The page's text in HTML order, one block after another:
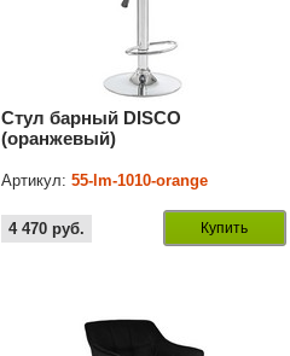
Стул барный DISCO
(оранжевый)
Артикул:55-lm-1010-orange
4 470 руб. Купить